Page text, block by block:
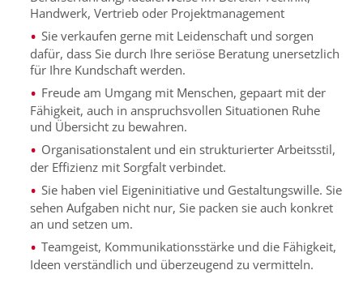
Handwerk, Vertrieb oder Projektmanagement
Sie verkaufen gerne mit Leidenschaft und sorgen
dafür, dass Sie durch Ihre seriöse Beratung unersetzlich
für Ihre Kundschaft werden.
Freude am Umgang mit Menschen, gepaart mit der
Fähigkeit, auch in anspruchsvollen Situationen Ruhe
und Übersicht zu bewahren.
Organisationstalent und ein strukturierter Arbeitsstil,
der Effizienz mit Sorgfalt verbindet.
Sie haben viel Eigeninitiative und Gestaltungswille. Sie
sehen Aufgaben nicht nur, Sie packen sie auch konkret
an und setzen um.
Teamgeist, Kommunikationsstärke und die Fähigkeit,
Ideen verständlich und überzeugend zu vermitteln.